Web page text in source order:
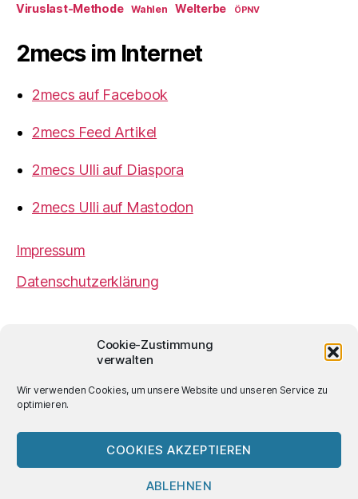
Cookie-Zustimmung
verwalten
Wir verwenden Cookies, um unsere Website und unseren Service zu
optimieren.
COOKIES AKZEPTIEREN
ABLEHNEN
Viruslast-Methode Wahlen Welterbe ÖPNV
2mecs im Internet
2mecs auf Facebook
2mecs Feed Artikel
2mecs Ulli auf Diaspora
2mecs Ulli auf Mastodon
Impressum
Datenschutzerklärung
Ulrich Würdemannist sofern nicht
anders angegeben lizenziert unter einer
Creative
Lizenz.